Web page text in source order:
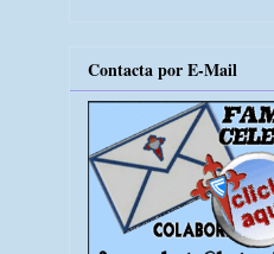
Contacta por E-Mail